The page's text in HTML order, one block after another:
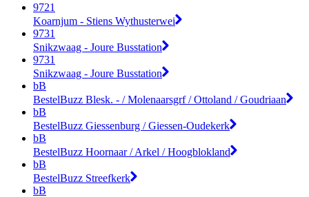
9721
Koarnjum - Stiens Wythusterwei
9731
Snikzwaag - Joure Busstation
9731
Snikzwaag - Joure Busstation
bB
BestelBuzz Blesk. - / Molenaarsgrf / Ottoland / Goudriaan
bB
BestelBuzz Giessenburg / Giessen-Oudekerk
bB
BestelBuzz Hoornaar / Arkel / Hoogblokland
bB
BestelBuzz Streefkerk
bB